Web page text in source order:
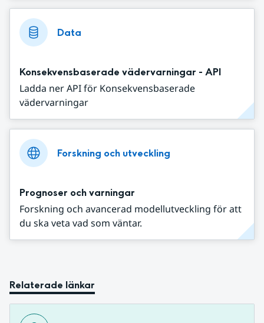
Data
Konsekvensbaserade vädervarningar - API
Ladda ner API för Konsekvensbaserade
vädervarningar
Forskning och utveckling
Prognoser och varningar
Forskning och avancerad modellutveckling för att
du ska veta vad som väntar.
Relaterade länkar